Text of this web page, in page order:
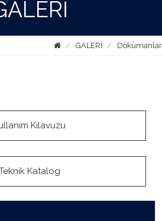
GALERİ Dökümanlar
Kılavuzu
Katalog